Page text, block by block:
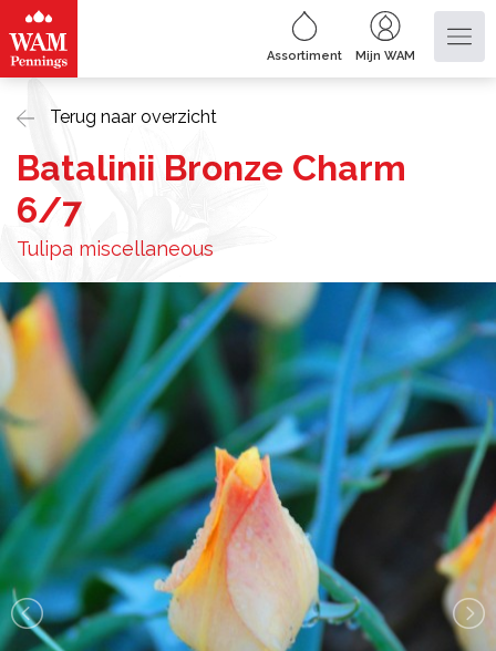
Assortiment Mijn WAM
Terug naar overzicht
Batalinii Bronze Charm
6/7
Tulipa miscellaneous